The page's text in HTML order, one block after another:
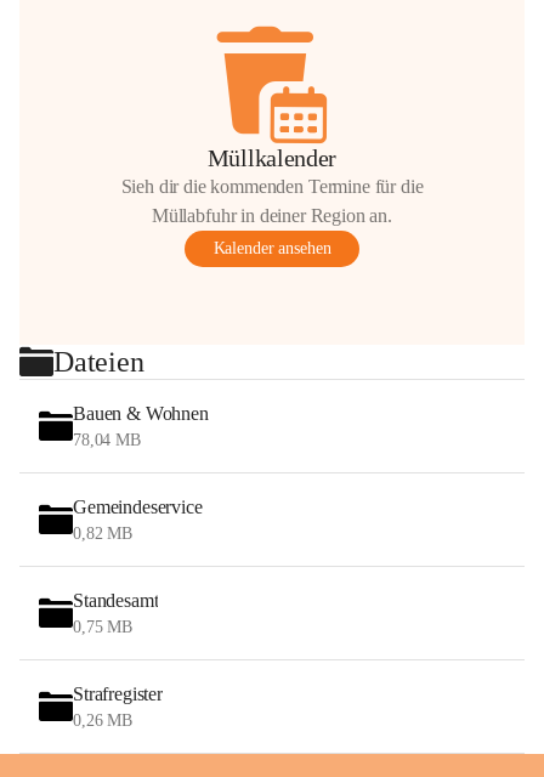
Müllkalender
Sieh dir die kommenden Termine für die
Müllabfuhr in deiner Region an.
Kalender ansehen
Dateien
Bauen & Wohnen
78,04 MB
Gemeindeservice
0,82 MB
Standesamt
0,75 MB
Strafregister
0,26 MB